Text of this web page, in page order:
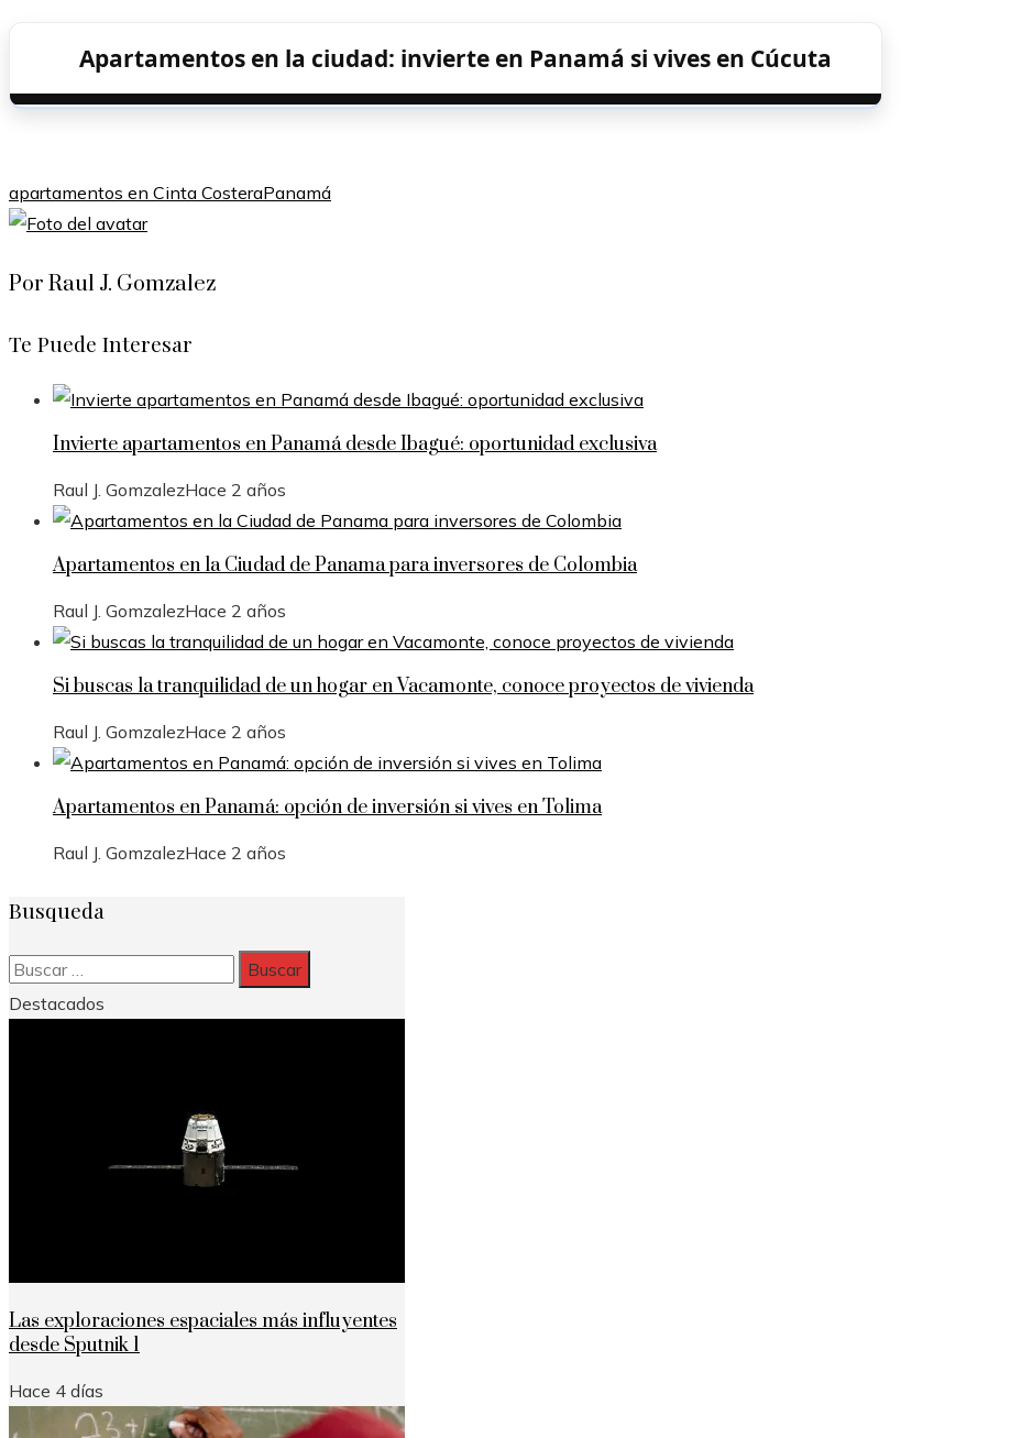
Apartamentos en la ciudad: invierte en Panamá si vives en Cúcuta
apartamentos en Cinta CosteraPanamá
Por Raul J. Gomzalez
Te Puede Interesar
Invierte apartamentos en Panamá desde Ibagué: oportunidad exclusiva
Raul J. GomzalezHace 2 años
Apartamentos en la Ciudad de Panama para inversores de Colombia
Raul J. GomzalezHace 2 años
Si buscas la tranquilidad de un hogar en Vacamonte, conoce proyectos de vivienda
Raul J. GomzalezHace 2 años
Apartamentos en Panamá: opción de inversión si vives en Tolima
Raul J. GomzalezHace 2 años
Busqueda
Buscar:
Destacados
Las exploraciones espaciales más influyentes
desde Sputnik 1
Hace 4 días